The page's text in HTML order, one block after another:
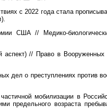
с 2022 года стала
США // Медико-
аспект) // Право в
дел о преступлениях против
мобилизации в
предельного возраста